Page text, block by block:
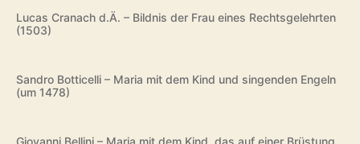
Lucas Cranach d.Ä. – Bildnis der Frau eines Rechtsgelehrten
(1503)
Sandro Botticelli – Maria mit dem Kind und singenden Engeln
(um 1478)